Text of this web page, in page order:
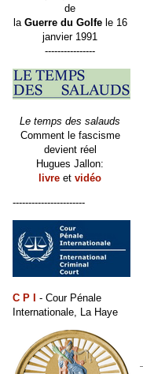
de
la Guerre du Golfele 16
janvier 1991
----------------
Le temps des salauds
Comment le fascisme
devient réel
Hugues Jallon:
livre et vidéo
-----------------------
C P I
- Cour Pénale
Internationale, La Haye